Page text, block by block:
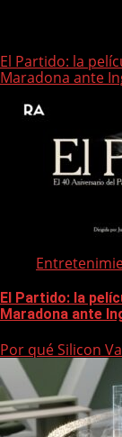
El Partido: la
Maradona ante
El Partido: la
Maradona ante
Por qué Silicon